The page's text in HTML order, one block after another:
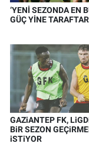
‘YENİ SEZONDA EN
GÜÇ YİNE
GAZiANTEP FK,
BiR SEZON
iSTiYOR